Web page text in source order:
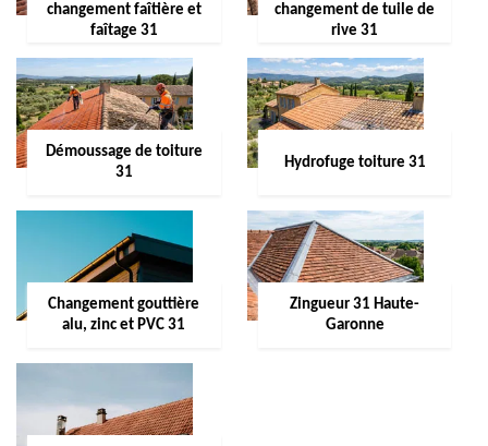
changement faîtière et
faîtage 31
changement de tuile de
rive 31
Démoussage de toiture
31
Hydrofuge toiture 31
Changement gouttière
alu, zinc et PVC 31
Zingueur 31 Haute-
Garonne